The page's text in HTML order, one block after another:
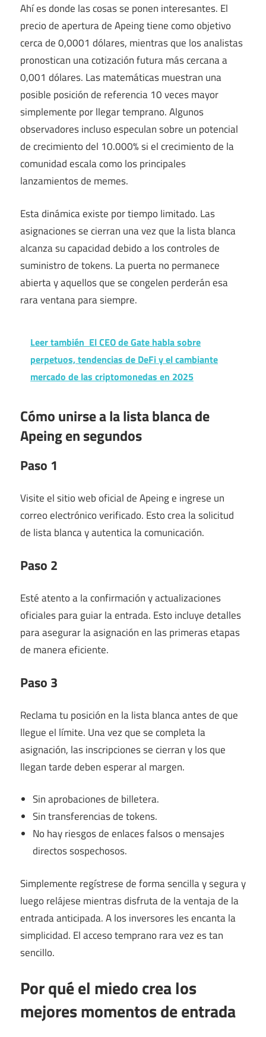
Ahí es donde las cosas se ponen interesantes. El
precio de apertura de Apeing tiene como objetivo
cerca de 0,0001 dólares, mientras que los analistas
pronostican una cotización futura más cercana a
0,001 dólares. Las matemáticas muestran una
posible posición de referencia 10 veces mayor
simplemente por llegar temprano. Algunos
observadores incluso especulan sobre un potencial
de crecimiento del 10.000% si el crecimiento de la
comunidad escala como los principales
lanzamientos de memes.
Esta dinámica existe por tiempo limitado. Las
asignaciones se cierran una vez que la lista blanca
alcanza su capacidad debido a los controles de
suministro de tokens. La puerta no permanece
abierta y aquellos que se congelen perderán esa
rara ventana para siempre.
Leer también El CEO de Gate habla sobre
perpetuos, tendencias de DeFi y el cambiante
mercado de las criptomonedas en 2025
Cómo unirse a la lista blanca de
Apeing en segundos
Paso 1
Visite el sitio web oficial de Apeing e ingrese un
correo electrónico verificado. Esto crea la solicitud
de lista blanca y autentica la comunicación.
Paso 2
Esté atento a la confirmación y actualizaciones
oficiales para guiar la entrada. Esto incluye detalles
para asegurar la asignación en las primeras etapas
de manera eficiente.
Paso 3
Reclama tu posición en la lista blanca antes de que
llegue el límite. Una vez que se completa la
asignación, las inscripciones se cierran y los que
llegan tarde deben esperar al margen.
Sin aprobaciones de billetera.
Sin transferencias de tokens.
No hay riesgos de enlaces falsos o mensajes
directos sospechosos.
Simplemente regístrese de forma sencilla y segura y
luego relájese mientras disfruta de la ventaja de la
entrada anticipada. A los inversores les encanta la
simplicidad. El acceso temprano rara vez es tan
sencillo.
Por qué el miedo crea los
mejores momentos de entrada